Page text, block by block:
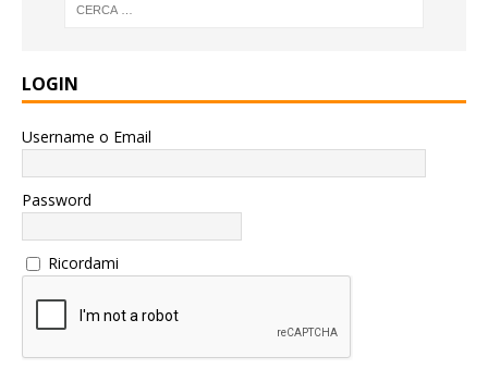
LOGIN
Username o Email
Password
Ricordami